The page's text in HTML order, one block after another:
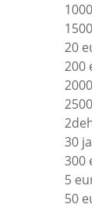
20
200
30
300
5
50